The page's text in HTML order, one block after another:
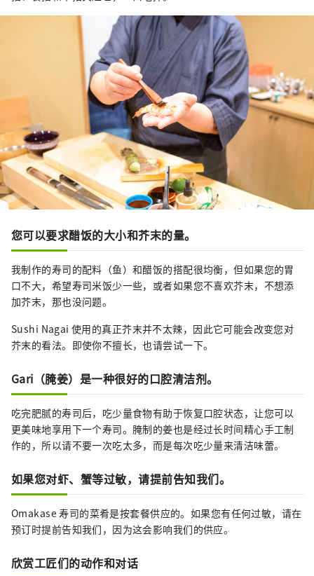
您可以要求醋饭的大小和芥末的量。
我制作的寿司的配料（鱼）和醋饭的搭配很均衡，但如果您的胃
口不大，希望寿司米饭少一些，或者如果您不喜欢芥末，不想添
加芥末，那也没问题。
Sushi Nagai 使用的真正芥末并不太辣，因此它可能会改变您对
芥末的看法。即使你不擅长，也请尝试一下。
Gari（腌姜）是一种很好的口腔清洁剂。
吃完肥腻的寿司后，吃少量食物有助于恢复口腔状态，让您可以
更美味地享用下一个寿司。腌制的姜也是经过长时间精心手工制
作的，所以请不要一次吃太多，而是每次吃少量来清洁味蕾。
如果您对虾、蟹等过敏，请提前告知我们。
Omakase 寿司的菜肴是按套餐供应的。如果您有任何过敏，请在
预订时提前告知我们，因为这会影响我们的供应。
欣赏工匠们的动作和对话